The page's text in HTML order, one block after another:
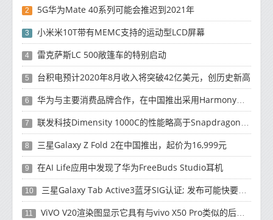
2 5G华为Mate 40系列可能会推迟到2021年
3 小米米10T带有MEMC支持的运动型LCD屏幕
4 雷克萨斯LC 500敞篷车的特别启动
5 台积电预计2020年8月收入将突破42亿美元，创历史新高
6 华为与主要消费品牌合作，在中国推出采用HarmonyOS 2.0的智能家居产品
7 联发科技Dimensity 1000C的性能略高于Snapdragon 765G
8 三星Galaxy Z Fold 2在中国推出，起价为16,999元
9 在AI Life应用中发现了华为FreeBuds Studio耳机
10 三星Galaxy Tab Active3蓝牙SIG认证; 发布可能快要结束了
11 ViVO V20渲染图显示它具有与vivo X50 Pro类似的后部设计